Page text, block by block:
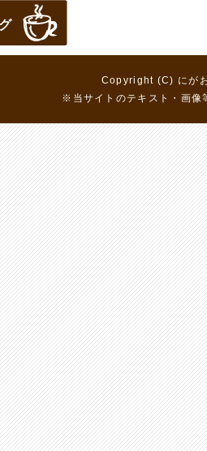
Copyright (C) にが
※当サイトのテキスト・画像